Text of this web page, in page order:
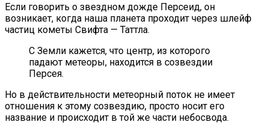
Если говорить о звездном дожде Персеид, он
возникает, когда наша планета проходит через шлейф
частиц кометы Свифта — Таттла.
С Земли кажется, что центр, из которого
падают метеоры, находится в созвездии
Персея.
Но в действительности метеорный поток не имеет
отношения к этому созвездию, просто носит его
название и происходит в той же части небосвода.